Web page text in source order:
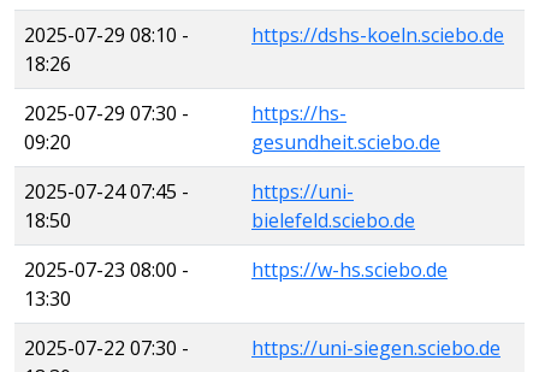
2025-07-29 08:10 -
18:26
https://dshs-koeln.sciebo.de
2025-07-29 07:30 -
09:20
https://hs-
gesundheit.sciebo.de
2025-07-24 07:45 -
18:50
https://uni-
bielefeld.sciebo.de
2025-07-23 08:00 -
13:30
https://w-hs.sciebo.de
2025-07-22 07:30 -
https://uni-siegen.sciebo.de